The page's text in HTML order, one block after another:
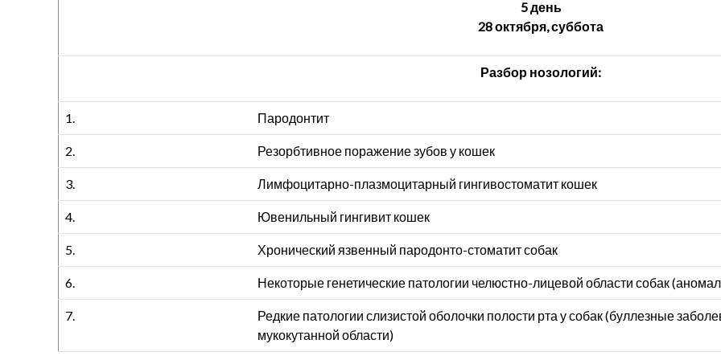
5 день
28 октября, суббота
Разбор нозологий:
1. Пародонтит
2. Резорбтивное поражение зубов у кошек
3. Лимфоцитарно-плазмоцитарный гингивостоматит кошек
4. Ювенильный гингивит кошек
5. Хронический язвенный пародонто-стоматит собак
6. Некоторые генетические патологии челюстно-лицевой области собак
7.
Редкие патологии слизистой оболочки полости рта у собак (буллезные
мукокутанной области)